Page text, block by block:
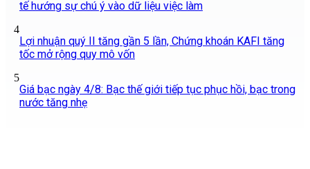
tế hướng sự chú ý vào dữ liệu việc làm
4
Lợi nhuận quý II tăng gần 5 lần, Chứng khoán KAFI tăng
tốc mở rộng quy mô vốn
5
Giá bạc ngày 4/8: Bạc thế giới tiếp tục phục hồi, bạc trong
nước tăng nhẹ